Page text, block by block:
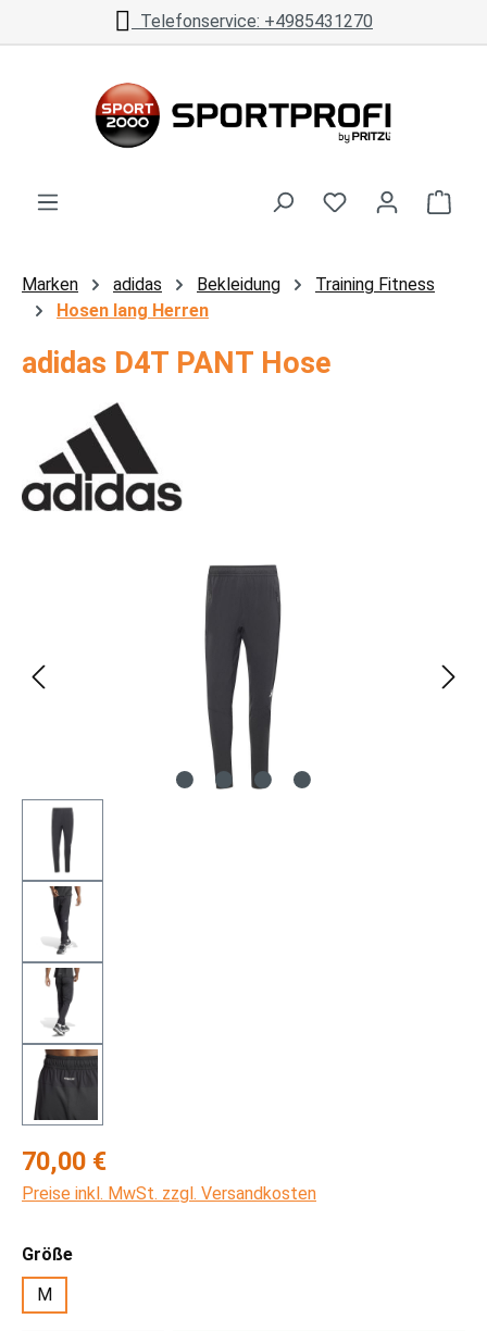
Zum Hauptinhalt springenTelefonservice: +4985431270
Marken adidas Bekleidung
Training Fitness
Hosen lang Herren
adidas D4T PANT Hose
Bildergalerie überspringen
Regulärer Preis:
70,00 €
Preise inkl. MwSt. zzgl. Versandkosten
Größeauswählen
M